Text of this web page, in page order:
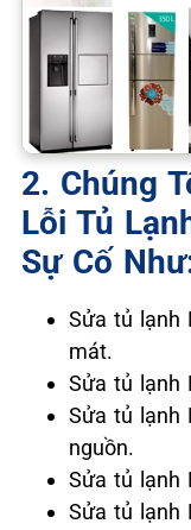
2. Chúng
Lỗi Tủ
Sự Cố
Sửa tủ lạnh
mát.
Sửa tủ lạnh
Sửa tủ lạnh
nguồn.
Sửa tủ lạnh
Sửa tủ lạnh